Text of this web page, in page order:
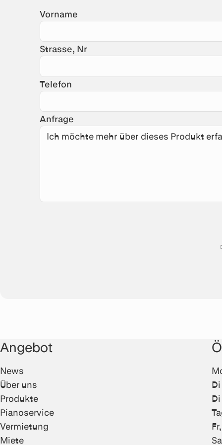
Vorname
Strasse, Nr
Telefon
Anfrage
Angebot
News
Über uns
Produkte
Pianoservice
Vermietung
Miete